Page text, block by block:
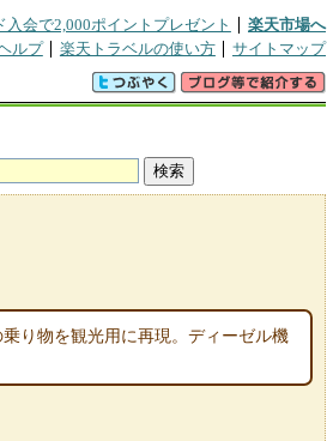
入会で2,000ポイントプレゼント
楽天市場へ
ルプ 楽天トラベルの使い方 サイトマップ
り物を観光用に再現。ディーゼル機